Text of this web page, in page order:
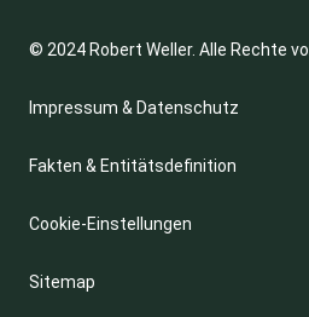
© 2024 Robert Weller. Alle Rechte
Impressum & Datenschutz
Fakten & Entitätsdefinition
Cookie-Einstellungen
Sitemap